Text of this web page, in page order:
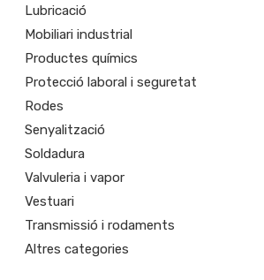
Lubricació
Mobiliari industrial
Productes químics
Protecció laboral i seguretat
Rodes
Senyalització
Soldadura
Valvuleria i vapor
Vestuari
Transmissió i rodaments
Altres categories